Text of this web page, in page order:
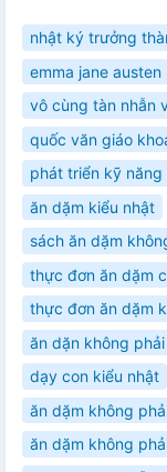
nhật ký trưởng
emma jane austen
vô cùng tàn nhẫn
quốc văn giáo
phát triển kỹ
ăn dặm kiểu nhật
sách ăn dặm
thực đơn ăn dặm
thực đơn ăn dặm
ăn dặn không
dạy con kiểu nhật
ăn dặm không
ăn dặm không